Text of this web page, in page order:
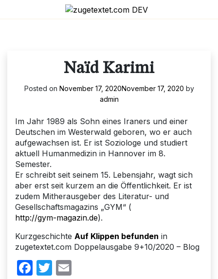
Naïd Karimi
Posted on November 17, 2020November 17, 2020 by
admin
Im Jahr 1989 als Sohn eines Iraners und einer
Deutschen im Westerwald geboren, wo er auch
aufgewachsen ist. Er ist Soziologe und studiert
aktuell Humanmedizin in Hannover im 8.
Semester.
Er schreibt seit seinem 15. Lebensjahr, wagt sich
aber erst seit kurzem an die Öffentlichkeit. Er ist
zudem Mitherausgeber des Literatur- und
Gesellschaftsmagazins „GYM“ (
http://gym-magazin.de).
Kurzgeschichte Auf Klippen befunden in
zugetextet.com Doppelausgabe 9+10/2020 – Blog
Facebook
Twitter